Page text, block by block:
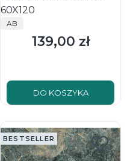
60X120
PRODUCENT
AB
Cena
139,00 zł
DO KOSZYKA
BESTSELLER